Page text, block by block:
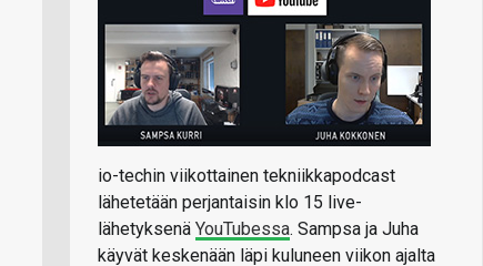
io-techin viikottainen tekniikkapodcast
lähetetään perjantaisin klo 15 live-
lähetyksenä YouTubessa. Sampsa ja Juha
käyvät keskenään läpi kuluneen viikon ajalta